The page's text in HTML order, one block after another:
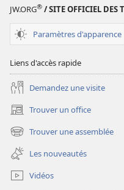
JW.ORG® / SITE OFFICIEL DES
Paramètres d'apparence
Liens d'accès rapide
Demandez une visite
Trouver un office
(ouvre
une
nouvelle
fenêtre)
Trouver une assemblée
(ouvre
une
nouvelle
fenêtre)
Les nouveautés
Vidéos